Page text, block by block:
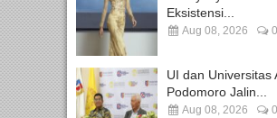
Eksistensi...
Aug 08, 2026 0
UI dan Universitas
Podomoro Jalin...
Aug 08, 2026 0